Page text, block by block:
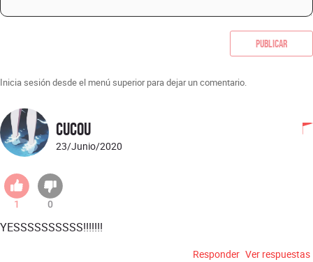
Publicar
Inicia sesión desde el menú superior para dejar un comentario.
cucou
23/Junio/2020
1 0
YESSSSSSSSSS!!!!!!!
Responder Ver respuestas